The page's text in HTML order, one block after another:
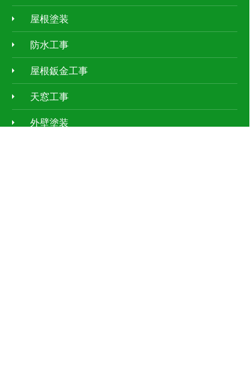
屋根塗装
防水工事
屋根鈑金工事
天窓工事
外壁塗装